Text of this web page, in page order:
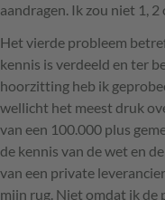
aandragen. Ik zou niet 1,
Het vierde probleem
kennis is verdeeld en ter
hoorzitting heb ik
wellicht het meest druk
van een 100.000 plus
de kennis van de wet en
van een private
mijn rug. Niet omdat ik